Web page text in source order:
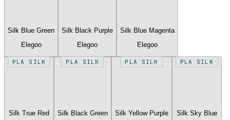
Silk Blue Green
Elegoo
Silk Black Purple
Elegoo
Silk Blue Magenta
Elegoo
PLA SILK
Silk True Red
PLA SILK
Silk Black Green
PLA SILK
Silk Yellow Purple
PLA SILK
Silk Sky Blue